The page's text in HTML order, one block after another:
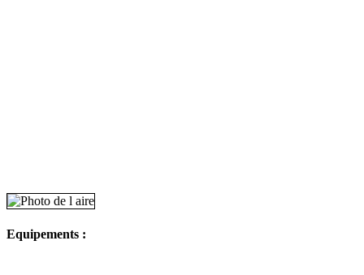
Equipements :